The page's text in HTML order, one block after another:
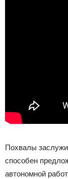
Похвалы
способен
автономной